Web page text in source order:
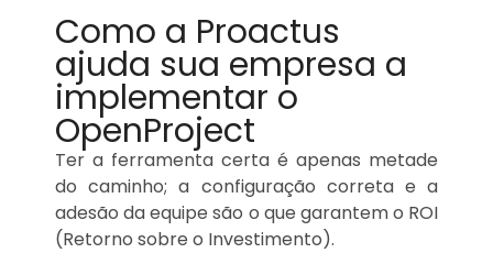
Como a Proactus
ajuda sua empresa a
implementar o
OpenProject
Ter a ferramenta certa é apenas metade
do caminho; a configuração correta e a
adesão da equipe são o que garantem o ROI
(Retorno sobre o Investimento).